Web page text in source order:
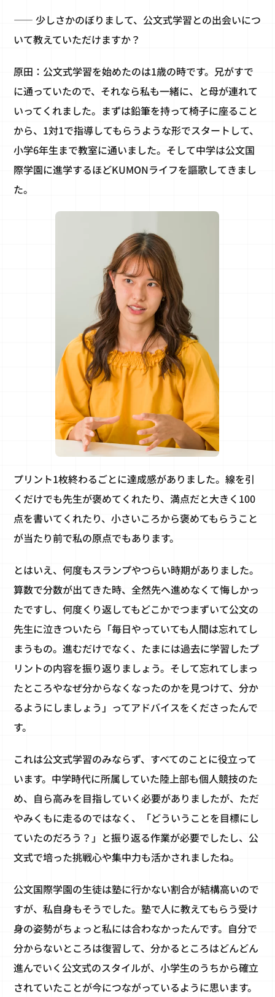
―― 少しさかのぼりまして、公文式学習との出会いにつ
いて教えていただけますか？
原田：公文式学習を始めたのは1歳の時です。兄がすで
に通っていたので、それなら私も一緒に、と母が連れて
いってくれました。まずは鉛筆を持って椅子に座ること
から、1対1で指導してもらうような形でスタートして、
小学6年生まで教室に通いました。そして中学は公文国
際学園に進学するほどKUMONライフを謳歌してきまし
た。
プリント1枚終わるごとに達成感がありました。線を引
くだけでも先生が褒めてくれたり、満点だと大きく100
点を書いてくれたり、小さいころから褒めてもらうこと
が当たり前で私の原点でもあります。
とはいえ、何度もスランプやつらい時期がありました。
算数で分数が出てきた時、全然先へ進めなくて悔しかっ
たですし、何度くり返してもどこかでつまずいて公文の
先生に泣きついたら「毎日やっていても人間は忘れてし
まうもの。進むだけでなく、たまには過去に学習したプ
リントの内容を振り返りましょう。そして忘れてしまっ
たところやなぜ分からなくなったのかを見つけて、分か
るようにしましょう」ってアドバイスをくださったんで
す。
これは公文式学習のみならず、すべてのことに役立って
います。中学時代に所属していた陸上部も個人競技のた
め、自ら高みを目指していく必要がありましたが、ただ
やみくもに走るのではなく、「どういうことを目標にし
ていたのだろう？」と振り返る作業が必要でしたし、公
文式で培った挑戦心や集中力も活かされましたね。
公文国際学園の生徒は塾に行かない割合が結構高いので
すが、私自身もそうでした。塾で人に教えてもらう受け
身の姿勢がちょっと私には合わなかったんです。自分で
分からないところは復習して、分かるところはどんどん
進んでいく公文式のスタイルが、小学生のうちから確立
されていたことが今につながっているように思います。